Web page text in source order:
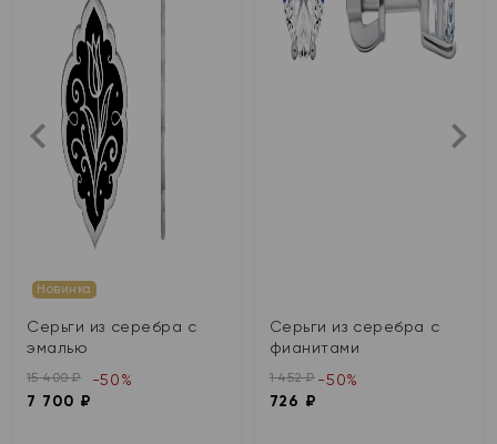
Новинка
Серьги из серебра с
эмалью
15 400 ₽
7 700 ₽
-50%
Серьги из серебра с
фианитами
1 452 ₽
726 ₽
-50%